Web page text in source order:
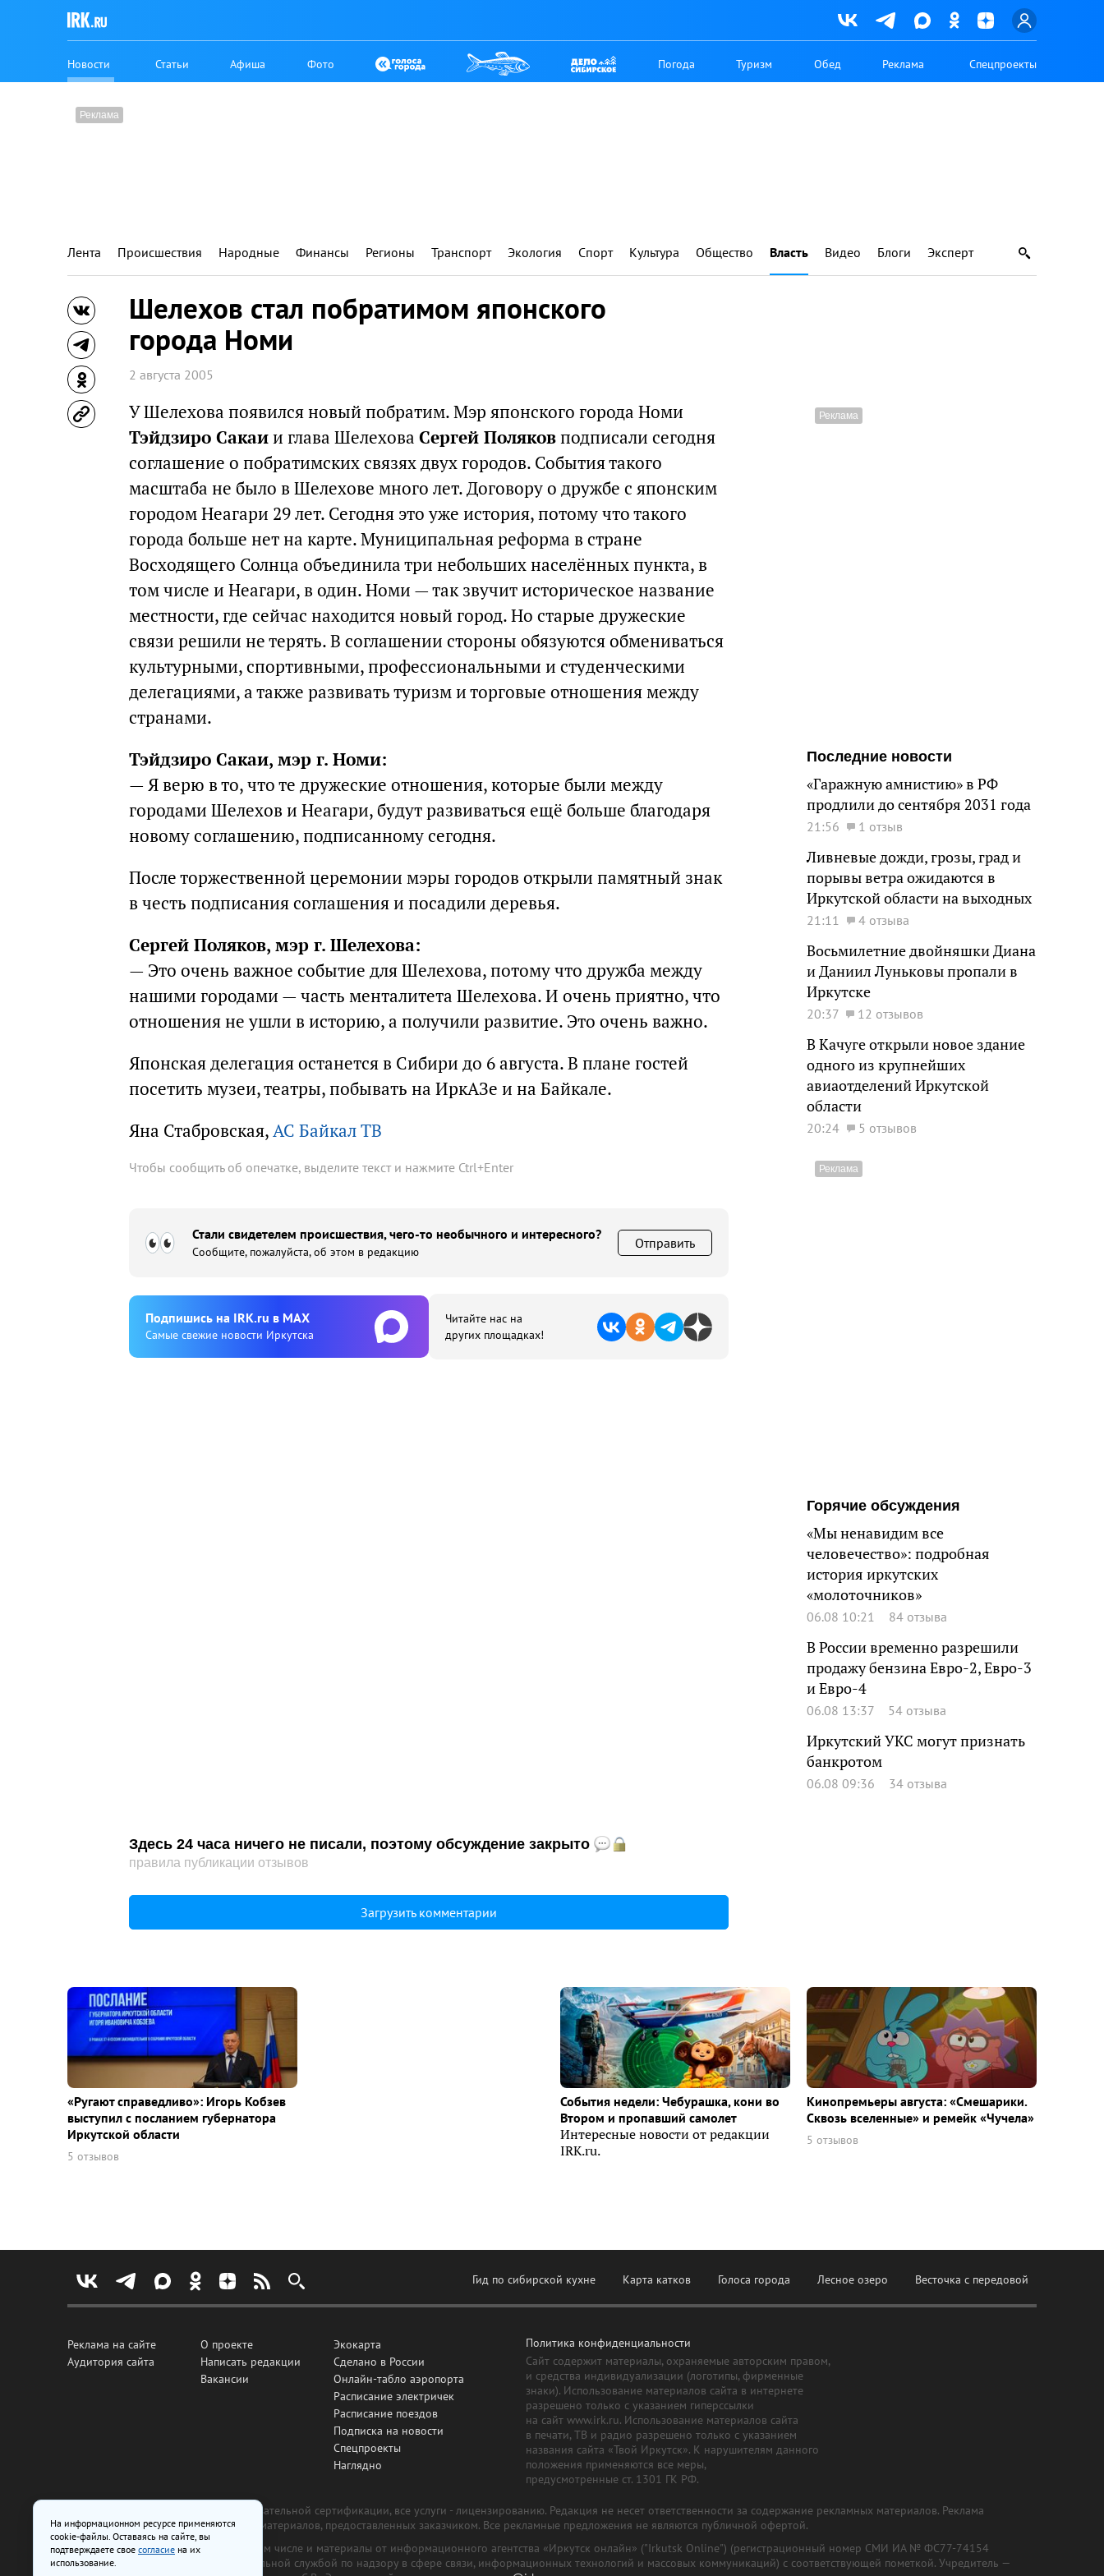
Новости Статьи Афиша Фото Погода Туризм Обед Реклама Спецпроекты
Лента Происшествия Народные Финансы Регионы Транспорт Экология Спорт Культура Общество Власть Видео Блоги Эксперт
Шелехов стал побратимом японского
города Номи
2 августа 2005
У Шелехова появился новый побратим. Мэр японского города Номи
Тэйдзиро Сакаии глава Шелехова Сергей Поляковподписали сегодня
соглашение о побратимских связях двух городов. События такого
масштаба не было в Шелехове много лет. Договору о дружбе с японским
городом Неагари 29 лет. Сегодня это уже история, потому что такого
города больше нет на карте. Муниципальная реформа в стране
Восходящего Солнца объединила три небольших населённых пункта, в
том числе и Неагари, в один. Номи — так звучит историческое название
местности, где сейчас находится новый город. Но старые дружеские
связи решили не терять. В соглашении стороны обязуются обмениваться
культурными, спортивными, профессиональными и студенческими
делегациями, а также развивать туризм и торговые отношения между
странами.
Тэйдзиро Сакаи, мэр г. Номи:
— Я верю в то, что те дружеские отношения, которые были между
городами Шелехов и Неагари, будут развиваться ещё больше благодаря
новому соглашению, подписанному сегодня.
После торжественной церемонии мэры городов открыли памятный знак
в честь подписания соглашения и посадили деревья.
Сергей Поляков, мэр г. Шелехова:
— Это очень важное событие для Шелехова, потому что дружба между
нашими городами — часть менталитета Шелехова. И очень приятно, что
отношения не ушли в историю, а получили развитие. Это очень важно.
Японская делегация останется в Сибири до 6 августа. В плане гостей
посетить музеи, театры, побывать на ИркАЗе и на Байкале.
Яна Стабровская,АС Байкал ТВ
Чтобы сообщить об опечатке, выделите текст и нажмите Ctrl+Enter
Стали свидетелем происшествия, чего-то необычного и интересного?
Сообщите, пожалуйста, об этом в редакцию
Отправить
Подпишиcь на IRK.ru в MAX
Cамые свежие новости Иркутска
Читайте нас на
других площадках!
Здесь 24 часа ничего не писали, поэтому обсуждение закрыто
правила публикации отзывов
Загрузить комментарии
Последние новости
«Гаражную амнистию» в РФ
продлили до сентября 2031 года
21:56 1 отзыв
Ливневые дожди, грозы, град и
порывы ветра ожидаются в
Иркутской области на выходных
21:11 4 отзыва
Восьмилетние двойняшки Диана
и Даниил Луньковы пропали в
Иркутске
20:37 12 отзывов
В Качуге открыли новое здание
одного из крупнейших
авиаотделений Иркутской
области
20:24 5 отзывов
Горячие обсуждения
«Мы ненавидим все
человечество»: подробная
история иркутских
«молоточников»
06.08 10:21 84 отзыва
В России временно разрешили
продажу бензина Евро-2, Евро-3
и Евро-4
06.08 13:37 54 отзыва
Иркутский УКС могут признать
банкротом
06.08 09:36 34 отзыва
«Ругают справедливо»: Игорь Кобзев
выступил с посланием губернатора
Иркутской области
5 отзывов
События недели: Чебурашка, кони во
Втором и пропавший самолет
Интересные новости от редакции
IRK.ru.
Кинопремьеры августа: «Смешарики.
Сквозь вселенные» и ремейк «Чучела»
5 отзывов
Гид по сибирской кухне Карта катков Голоса города Лесное озеро Весточка с передовой
Реклама на сайте
Аудитория сайта
О проекте
Написать редакции
Вакансии
Экокарта
Сделано в России
Онлайн-табло аэропорта
Расписание электричек
Расписание поездов
Подписка на новости
Спецпроекты
Наглядно
Политика конфиденциальности
Сайт содержит материалы, охраняемые авторским правом,
и средства индивидуализации (логотипы, фирменные
знаки). Использование материалов сайта в интернете
разрешено только с указанием гиперссылки
на сайт www.irk.ru. Использование материалов сайта
в печати, ТВ и радио разрешено только с указанием
названия сайта «Твой Иркутск». К нарушителям данного
положения применяются все меры,
предусмотренные ст. 1301 ГК РФ.
Все рекламные товары подлежат обязательной сертификации, все услуги - лицензированию. Редакция не несет ответственности за содержание рекламных материалов. Реклама
изготовлена и размещена на основе материалов, предоставленных заказчиком. Все рекламные предложения не являются публичной офертой.
На сайте www.irk.ru размещаются в том числе и материалы от информационного агентства «Иркутск онлайн» ("Irkutsk Online") (регистрационный номер СМИ ИА № ФС77-74154
от 29 октября 2018 г., выдан Федеральной службой по надзору в сфере связи, информационных технологий и массовых коммуникаций) с соответствующей пометкой. Учредитель —
На информационном ресурсе применяются
cookie-файлы. Оставаясь на сайте, вы
подтверждаете свое согласие на их
использование.